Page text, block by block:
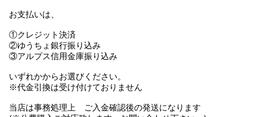
お支払いは、
①クレジット決済
②ゆうちょ銀行振り込み
③アルプス信用金庫振り込み
いずれかからお選びください。
※代金引換は受け付けておりません
当店は事務処理上 ご入金確認後の発送になります